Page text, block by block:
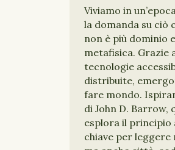
Viviamo in
la domanda su ciò
non è più dominio
metafisica. Grazie
tecnologie
distribuite,
fare mondo.
di John D. Barrow,
esplora il
chiave per leggere